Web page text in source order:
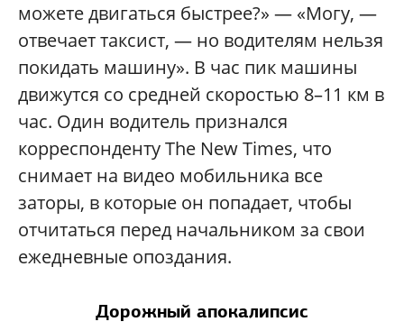
можете двигаться быстрее?» — «Могу, —
отвечает таксист, — но водителям нельзя
покидать машину». В час пик машины
движутся со средней скоростью 8–11 км в
час. Один водитель признался
корреспонденту The New Times, что
снимает на видео мобильника все
заторы, в которые он попадает, чтобы
отчитаться перед начальником за свои
ежедневные опоздания.
Дорожный апокалипсис